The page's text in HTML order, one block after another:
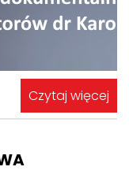
Czytaj więcej